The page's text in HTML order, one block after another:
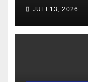
JULI 13, 2026